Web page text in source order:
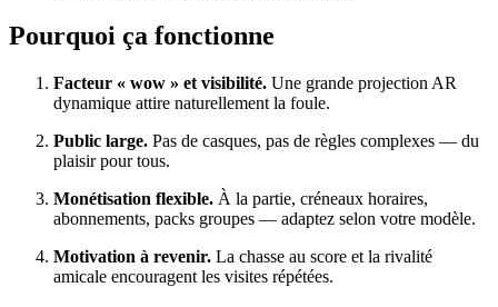
Pourquoi ça fonctionne
Facteur « wow » et visibilité. Une grande projection AR
dynamique attire naturellement la foule.
Public large. Pas de casques, pas de règles complexes — du
plaisir pour tous.
Monétisation flexible. À la partie, créneaux horaires,
abonnements, packs groupes — adaptez selon votre modèle.
Motivation à revenir. La chasse au score et la rivalité
amicale encouragent les visites répétées.